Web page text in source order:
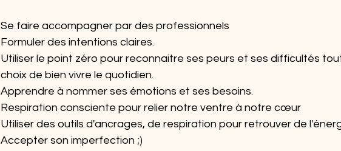
Se faire accompagner par des professionnels
Formuler des intentions claires.
Utiliser le point zéro pour reconnaitre ses peurs et ses difficultés
choix de bien vivre le quotidien.
Apprendre à nommer ses émotions et ses besoins.
Respiration consciente pour relier notre ventre à notre cœur
Utiliser des outils d'ancrages, de respiration pour retrouver de
Accepter son imperfection ;)